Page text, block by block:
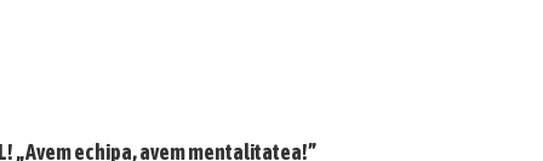
„Avem echipa, avem mentalitatea!”